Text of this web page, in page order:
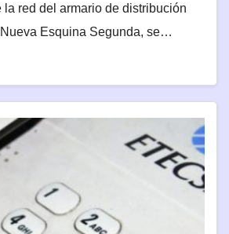
la red del armario de distribución
Esquina Segunda, se…